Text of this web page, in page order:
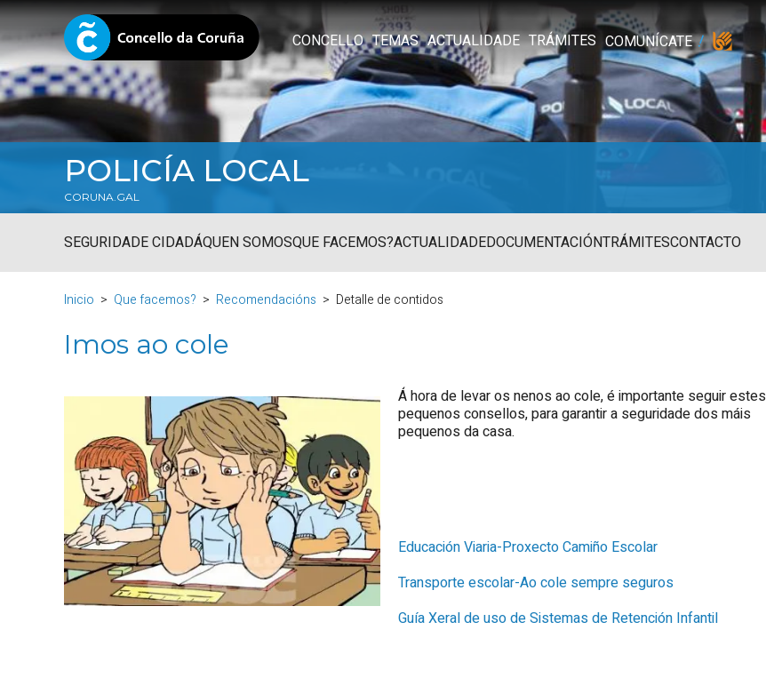
CONCELLO TEMAS ACTUALIDADE TRÁMITES COMUNÍCATE
POLICÍA LOCAL
CORUNA.GAL
SEGURIDADE CIDADÁQUEN SOMOSQUE FACEMOS?ACTUALIDADEDOCUMENTACIÓNTRÁMITESCONTACTO
Inicio Que facemos? Recomendacións Detalle de contidos
Imos ao cole
Á hora de levar os nenos ao cole, é importante seguir estes
pequenos consellos, para garantir a seguridade dos máis
pequenos da casa.
Educación Viaria-Proxecto Camiño Escolar
Transporte escolar-Ao cole sempre seguros
Guía Xeral de uso de Sistemas de Retención Infantil